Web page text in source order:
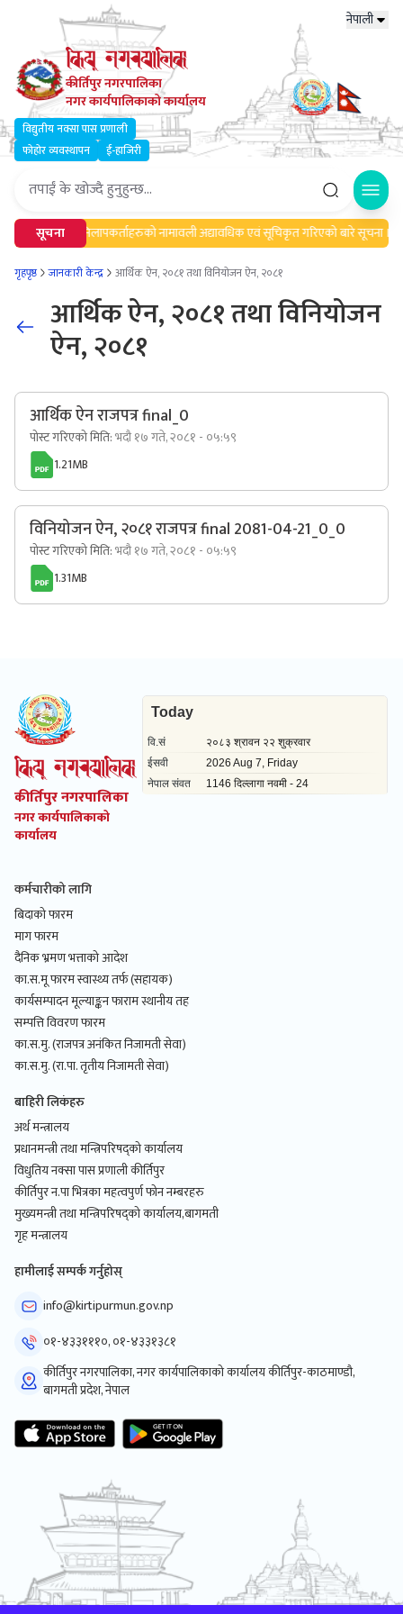
नेपाली
कीर्तिपुर नगरपालिका
नगर कार्यपालिकाको कार्यालय
विद्युतीय नक्सा पास प्रणाली
फोहोर व्यवस्थापन
ई-हाजिरी
सूचनामेलमिलापकर्ताहरुको नामावली अद्यावधिक एवं सूचिकृत गरिएको बारे सूचना ।
गृहपृष्ठ जानकारी केन्द्र आर्थिक ऐन, २०८१ तथा विनियोजन ऐन, २०८१
आर्थिक ऐन, २०८१ तथा विनियोजन
ऐन, २०८१
आर्थिक ऐन राजपत्र final_0
पोस्ट गरिएको मिति:भदौ १७ गते, २०८१ - ०५:५९
1.21MB
विनियोजन ऐन, २०८१ राजपत्र final 2081-04-21_0_0
पोस्ट गरिएको मिति:भदौ १७ गते, २०८१ - ०५:५९
1.31MB
कीर्तिपुर नगरपालिका
नगर कार्यपालिकाको
कार्यालय
कर्मचारीको लागि
बिदाको फारम
माग फारम
दैनिक भ्रमण भत्ताको आदेश
का.स.मू फारम स्वास्थ्य तर्फ (सहायक)
कार्यसम्पादन मूल्याङ्कन फाराम स्थानीय तह
सम्पत्ति विवरण फारम
का.स.मु. (राजपत्र अनंकित निजामती सेवा)
का.स.मु. (रा.पा. तृतीय निजामती सेवा)
बाहिरी लिकंहरु
अर्थ मन्त्रालय
प्रधानमन्त्री तथा मन्त्रिपरिषद्को कार्यालय
विधुतिय नक्सा पास प्रणाली कीर्तिपुर
कीर्तिपुर न.पा भित्रका महत्वपुर्ण फोन नम्बरहरु
मुख्यमन्त्री तथा मन्त्रिपरिषद्को कार्यालय,बागमती
गृह मन्त्रालय
हामीलाई सम्पर्क गर्नुहोस्
info@kirtipurmun.gov.np
०१-४३३१११०, ०१-४३३१३८१
कीर्तिपुर नगरपालिका, नगर कार्यपालिकाको कार्यालय कीर्तिपुर-काठमाण्डौ,
बागमती प्रदेश, नेपाल